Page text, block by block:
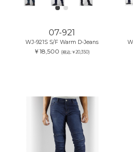
07-921
WJ-921S S/F Warm D-Jeans
￥18,500 (税込:￥20,350)